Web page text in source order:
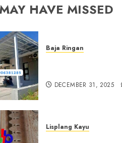
HAVE MISSED
Baja Ringan
DECEMBER 31, 2025
Lisplang Kayu